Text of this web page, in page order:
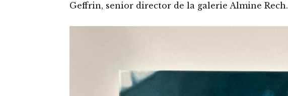
Geffrin, senior director de la galerie Almine Rech.